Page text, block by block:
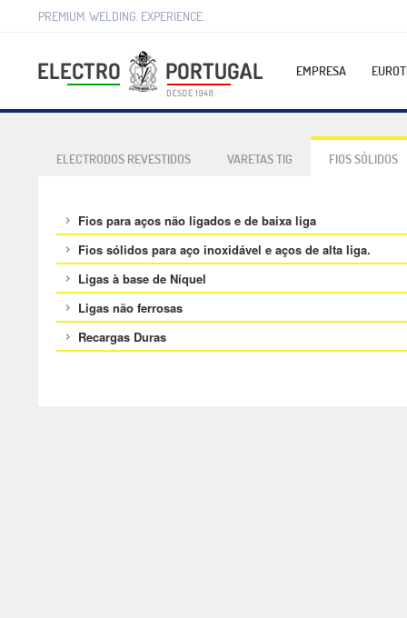
PREMIUM. WELDING. EXPERIENCE.
EMPRESA
ELECTRODOS REVESTIDOS VARETAS TIG FIOS SÓLIDOS
Fios para aços não ligados e de baixa liga
Fios sólidos para aço inoxidável e aços de alta liga.
Ligas à base de Níquel
Ligas não ferrosas
Recargas Duras